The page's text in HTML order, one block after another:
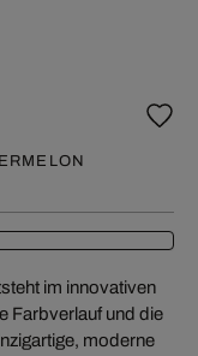
im innovativen
Farbverlauf und die
moderne